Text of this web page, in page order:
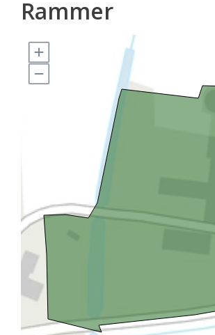
Rammer